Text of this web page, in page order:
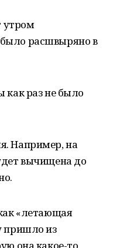
утром
расшвыряно в
как раз не было
Например, на
вычищена до
«летающая
пришло из